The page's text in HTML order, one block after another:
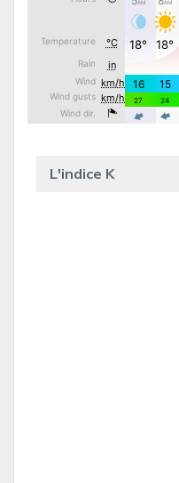
L'indice K